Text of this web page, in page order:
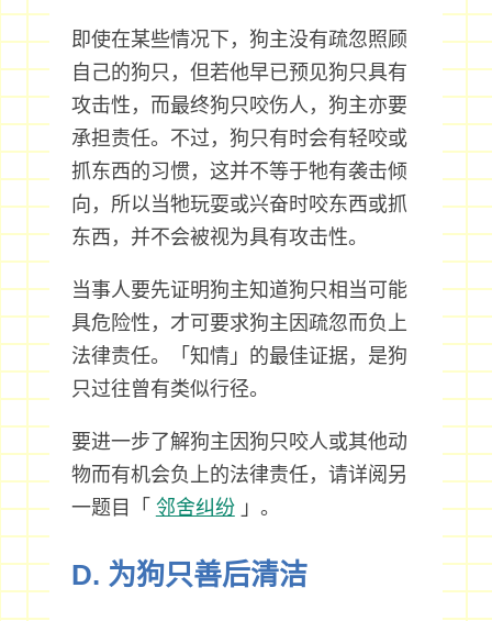
即使在某些情况下，狗主没有疏忽照顾
自己的狗只，但若他早已预见狗只具有
攻击性，而最终狗只咬伤人，狗主亦要
承担责任。不过，狗只有时会有轻咬或
抓东西的习惯，这并不等于牠有袭击倾
向，所以当牠玩耍或兴奋时咬东西或抓
东西，并不会被视为具有攻击性。
当事人要先证明狗主知道狗只相当可能
具危险性，才可要求狗主因疏忽而负上
法律责任。「知情」的最佳证据，是狗
只过往曾有类似行径。
要进一步了解狗主因狗只咬人或其他动
物而有机会负上的法律责任，请详阅另
一题目「 邻舍纠纷」。
D. 为狗只善后清洁